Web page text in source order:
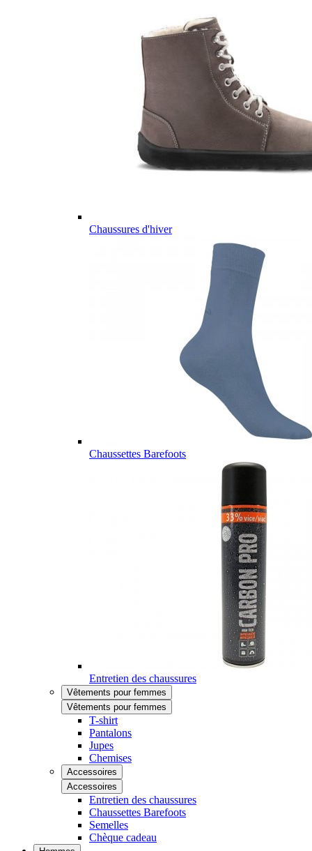
Chaussures d'hiver
Chaussettes Barefoots
Entretien des chaussures
Vêtements pour femmes
Vêtements pour femmes
T-shirt
Pantalons
Jupes
Chemises
Accessoires
Accessoires
Entretien des chaussures
Chaussettes Barefoots
Semelles
Chèque cadeau